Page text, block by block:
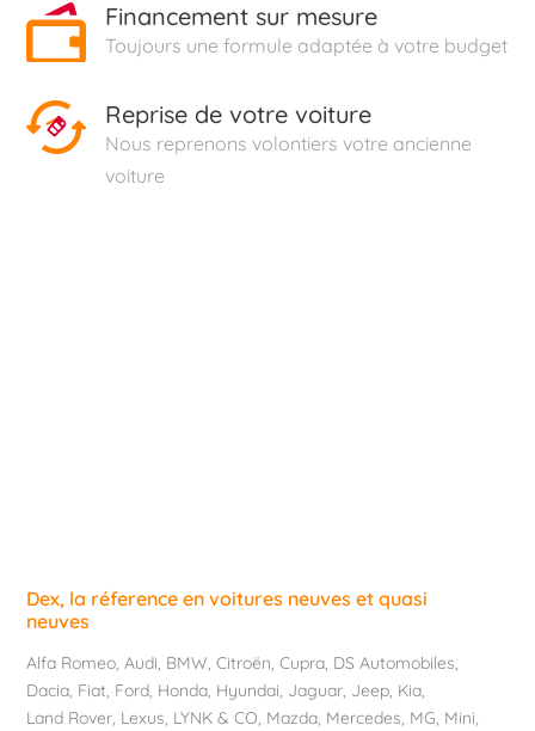
Financement sur mesure
Toujours une formule adaptée à votre budget
Reprise de votre voiture
Nous reprenons volontiers votre ancienne
voiture
Dex, la réference en voitures neuves et quasi
neuves
Alfa Romeo,Audi, BMW,Citroën,Cupra, DS Automobiles,
Dacia, Fiat, Ford, Honda, Hyundai, Jaguar, Jeep, Kia,
Land Rover, Lexus, LYNK & CO, Mazda, Mercedes, MG, Mini,